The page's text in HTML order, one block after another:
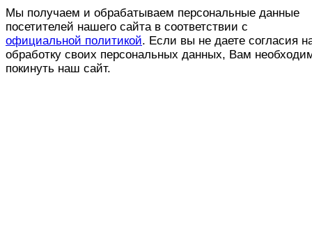
Мы получаем и обрабатываем персональные данные
посетителей нашего сайта в соответствии с
официальной политикой. Если вы не даете согласия
обработку своих персональных данных, Вам
покинуть наш сайт.